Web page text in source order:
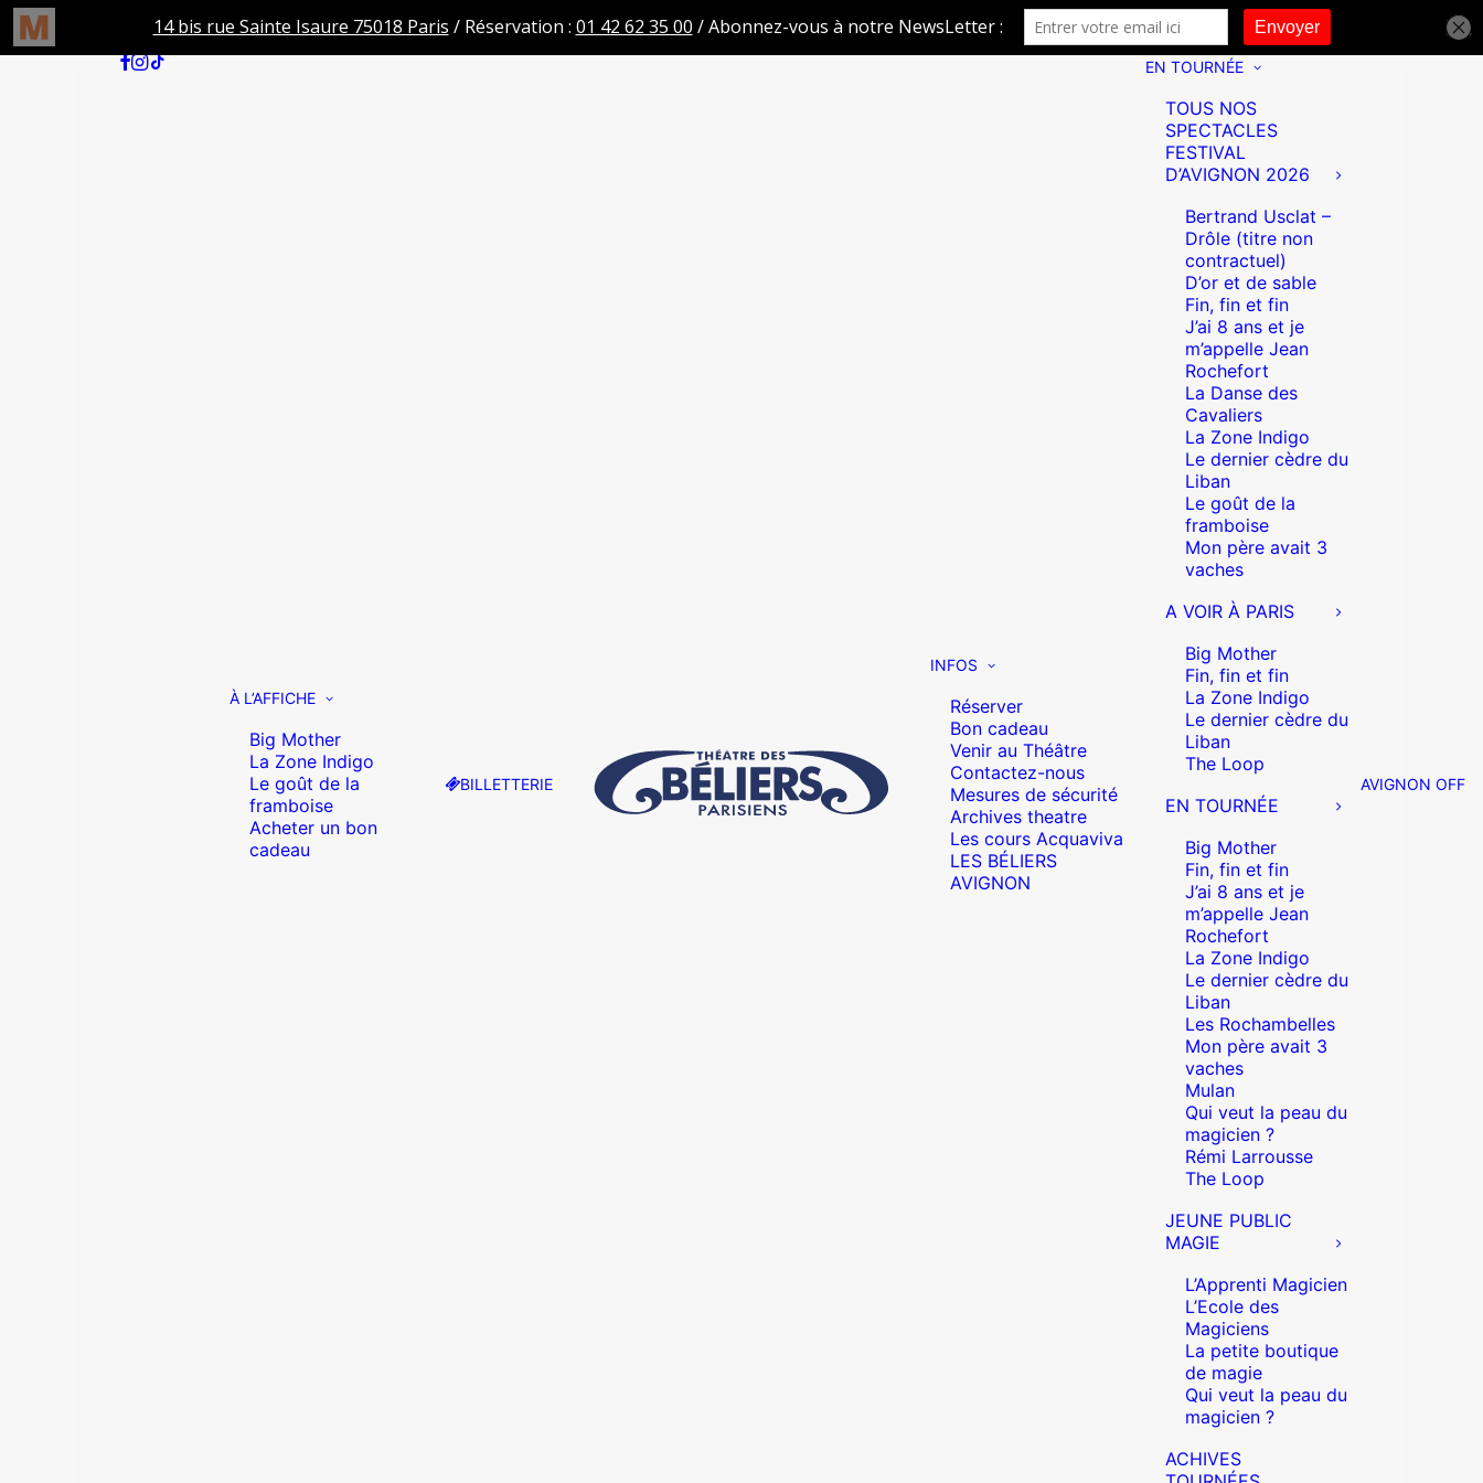
À L’AFFICHE
Big Mother
La Zone Indigo
Le goût de la
framboise
Acheter un bon
cadeau
BILLETTERIE
INFOS
Réserver
Bon cadeau
Venir au Théâtre
Contactez-nous
Mesures de sécurité
Archives theatre
Les cours Acquaviva
LES BÉLIERS
AVIGNON
EN TOURNÉE
TOUS NOS
SPECTACLES
FESTIVAL
D’AVIGNON 2026
Bertrand Usclat –
Drôle (titre non
contractuel)
D’or et de sable
Fin, fin et fin
J’ai 8 ans et je
m’appelle Jean
Rochefort
La Danse des
Cavaliers
La Zone Indigo
Le dernier cèdre du
Liban
Le goût de la
framboise
Mon père avait 3
vaches
A VOIR À PARIS
Big Mother
Fin, fin et fin
La Zone Indigo
Le dernier cèdre du
Liban
The Loop
EN TOURNÉE
Big Mother
Fin, fin et fin
J’ai 8 ans et je
m’appelle Jean
Rochefort
La Zone Indigo
Le dernier cèdre du
Liban
Les Rochambelles
Mon père avait 3
vaches
Mulan
Qui veut la peau du
magicien ?
Rémi Larrousse
The Loop
JEUNE PUBLIC
MAGIE
L’Apprenti Magicien
L’Ecole des
Magiciens
La petite boutique
de magie
Qui veut la peau du
magicien ?
ACHIVES
AVIGNON OFF